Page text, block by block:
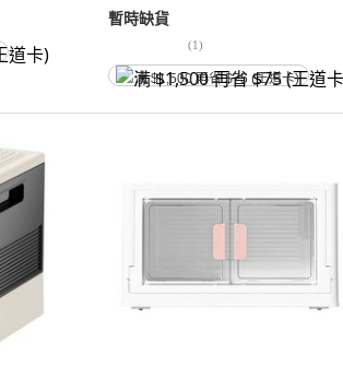
暫時缺貨
(1)
满 $1,500 再省 $75 (王道卡)